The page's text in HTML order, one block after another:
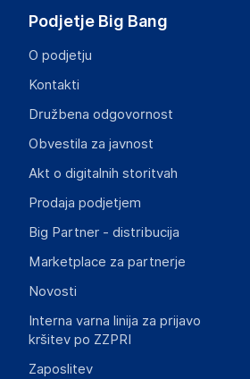
Podjetje Big Bang
O podjetju
Kontakti
Družbena odgovornost
Obvestila za javnost
Akt o digitalnih storitvah
Prodaja podjetjem
Big Partner - distribucija
Marketplace za partnerje
Novosti
Interna varna linija za prijavo
kršitev po ZZPRI
Zaposlitev